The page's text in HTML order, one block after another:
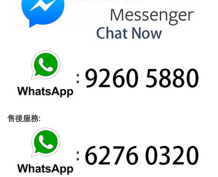
售後服務: